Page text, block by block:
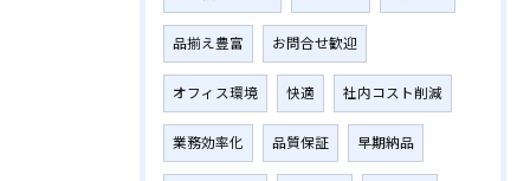
品揃え豊富 お問合せ歓迎
オフィス環境 快適 社内コスト削減
業務効率化 品質保証 早期納品